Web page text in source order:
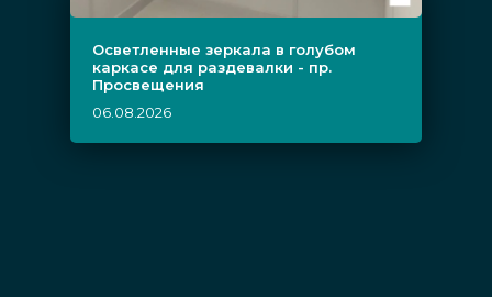
Осветленные зеркала в голубом
каркасе для раздевалки - пр.
Просвещения
06.08.2026